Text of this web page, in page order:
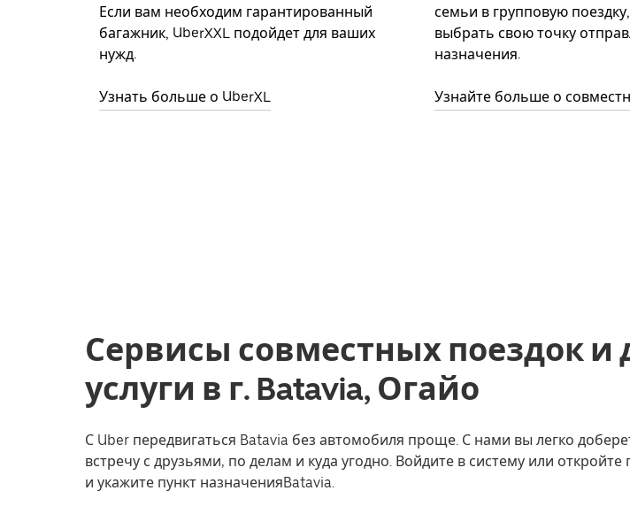
Если вам необходим гарантированный
багажник, UberXXL подойдет для ваших
нужд.
Узнать больше о UberXL
семьи в групповую
выбрать свою точку
назначения.
Узнайте больше о
Сервисы совместных поездок и
услуги в г. Batavia, Огайо
С Uber передвигаться Batavia без автомобиля проще. С нами вы легко
встречу с друзьями, по делам и куда угодно. Войдите в систему или
и укажите пункт назначенияBatavia.